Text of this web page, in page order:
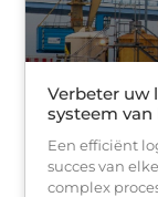
Verbeter uw
systeem van
Een efficiënt
succes van
complex